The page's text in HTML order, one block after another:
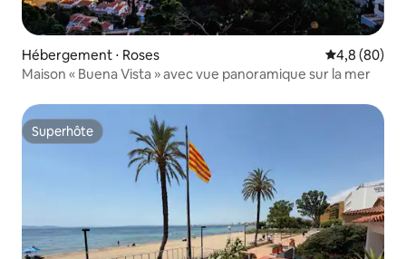
Hébergement ⋅ Roses Évaluation
4,8 (80)
Maison « Buena Vista » avec vue panoramique sur la mer
Superhôte
Superhôte